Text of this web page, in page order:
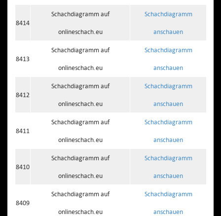
8414
Schachdiagramm auf
onlineschach.eu
Schachdiagramm
anschauen
8413
Schachdiagramm auf
onlineschach.eu
Schachdiagramm
anschauen
8412
Schachdiagramm auf
onlineschach.eu
Schachdiagramm
anschauen
8411
Schachdiagramm auf
onlineschach.eu
Schachdiagramm
anschauen
8410
Schachdiagramm auf
onlineschach.eu
Schachdiagramm
anschauen
8409
Schachdiagramm auf
onlineschach.eu
Schachdiagramm
anschauen